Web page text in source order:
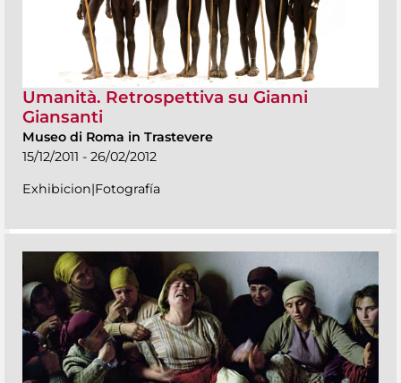
Umanità. Retrospettiva su Gianni
Giansanti
Museo di Roma in Trastevere
15/12/2011 - 26/02/2012
Exhibicion|Fotografía